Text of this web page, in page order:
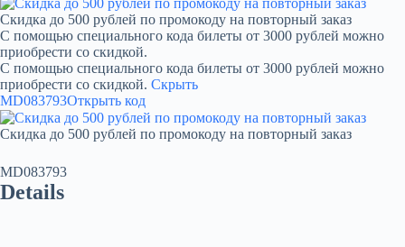
Скидка до 500 рублей по промокоду на повторный заказ
С помощью специального кода билеты от 3000 рублей можно
приобрести со скидкой.
С помощью специального кода билеты от 3000 рублей можно
приобрести со скидкой. Скрыть
MD083793Открыть код
Скидка до 500 рублей по промокоду на повторный заказ
MD083793
Details